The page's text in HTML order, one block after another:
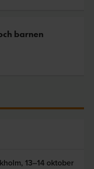
barnen
13–14 oktober